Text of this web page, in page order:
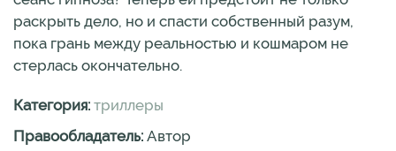
раскрыть дело, но и спасти собственный разум,
пока грань между реальностью и кошмаром не
стерлась окончательно.
Категория: триллеры
Правообладатель: Автор